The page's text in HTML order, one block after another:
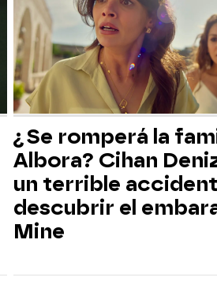
¿Se romperá la
Albora? Cihan
un terrible
descubrir el
Mine